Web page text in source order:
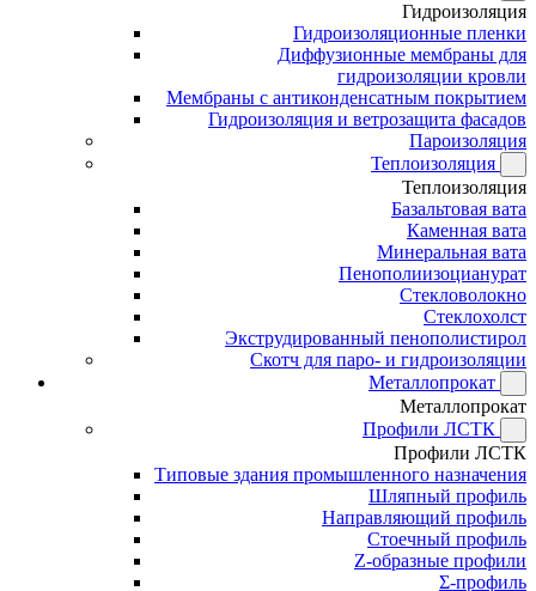
Гидроизоляция
Гидроизоляционные пленки
Диффузионные мембраны для
гидроизоляции кровли
Мембраны с антиконденсатным покрытием
Гидроизоляция и ветрозащита фасадов
Пароизоляция
Теплоизоляция
Теплоизоляция
Базальтовая вата
Каменная вата
Минеральная вата
Пенополиизоцианурат
Стекловолокно
Стеклохолст
Экструдированный пенополистирол
Скотч для паро- и гидроизоляции
Металлопрокат
Металлопрокат
Профили ЛСТК
Профили ЛСТК
Типовые здания промышленного назначения
Шляпный профиль
Направляющий профиль
Стоечный профиль
Z-образные профили
Σ-профиль